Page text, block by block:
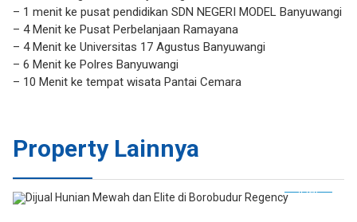
– 1 menit ke pusat pendidikan SDN NEGERI MODEL Banyuwangi
– 4 Menit ke Pusat Perbelanjaan Ramayana
– 4 Menit ke Universitas 17 Agustus Banyuwangi
– 6 Menit ke Polres Banyuwangi
– 10 Menit ke tempat wisata Pantai Cemara
Property Lainnya